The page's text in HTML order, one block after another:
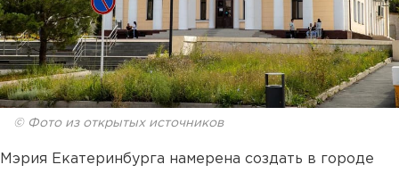
© Фото из открытых источников
Мэрия Екатеринбурга намерена создать в городе